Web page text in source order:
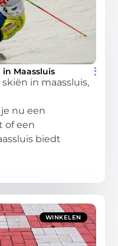
Maassluis
in maassluis,
nu een
of een
biedt
WINKELEN